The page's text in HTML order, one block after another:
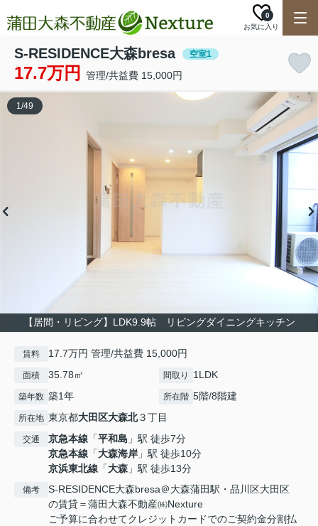
お気に入り
0
S-RESIDENCE大森bresa 空室1
17.7万円 管理/共益費 15,000円
【居間・リビング】LDK9.9帖 リビングダイニングキッチン
1/49
賃料 17.7万円 管理/共益費 15,000円
面積 35.78㎡ 間取り 1LDK
築年数 築1年 所在階 5階/8階建
所在地 東京都大田区大森北３丁目
交通 京急本線 「平和島 」駅 徒歩7分
京急本線 「大森海岸 」駅 徒歩10分
京浜東北線 「大森 」駅 徒歩13分
備考
S-RESIDENCE大森bresa＠大森蒲田駅・品川区大田区
の賃貸＝蒲田大森不動産㈱Nexture
ご予算に合わせてクレジットカードでのご契約金分割払